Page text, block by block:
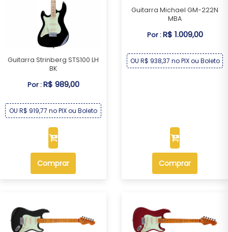
Guitarra Strinberg STS100 LH
BK
Por :R$ 989,00
OU R$ 919,77 no PIX ou Boleto
Comprar
Guitarra Michael GM-222N
MBA
Por :R$ 1.009,00
OU R$ 938,37 no PIX ou Boleto
Comprar